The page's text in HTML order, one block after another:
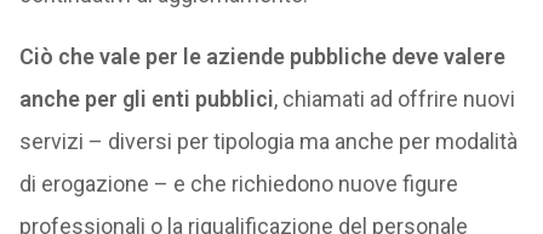
Ciò che vale per le aziende pubbliche deve valere
anche per gli enti pubblici, chiamati ad offrire nuovi
servizi – diversi per tipologia ma anche per modalità
di erogazione – e che richiedono nuove figure
professionali o la riqualificazione del personale